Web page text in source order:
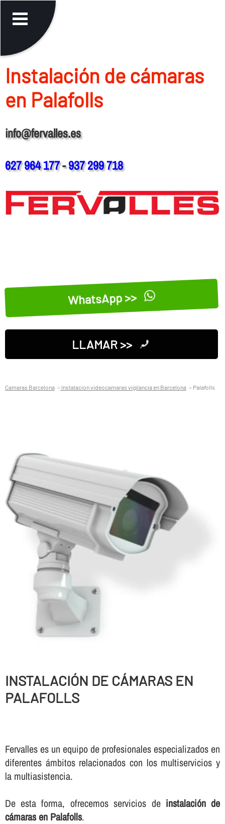
Instalación de cámaras
en Palafolls
info@fervalles.es
627 964 177-937 299 718
WhatsApp >>
LLAMAR >>
Camaras Barcelona Instalacion videocamaras vigilancia en Barcelona Palafolls
INSTALACIÓN DE CÁMARAS EN
PALAFOLLS
Fervalles es un equipo de profesionales especializados en
diferentes ámbitos relacionados con los multiservicios y
la multiasistencia.
De esta forma, ofrecemos servicios de instalación de
cámaras en Palafolls.